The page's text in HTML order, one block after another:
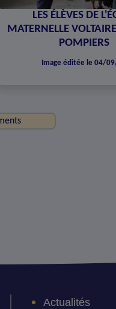
LES ÉLÈVES DE
MATERNELLE
POMPIERS
Image éditée le 04/
Actualités